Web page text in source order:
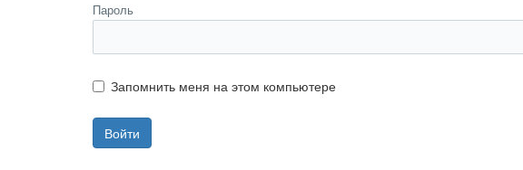
Пароль
Запомнить меня на этом компьютере